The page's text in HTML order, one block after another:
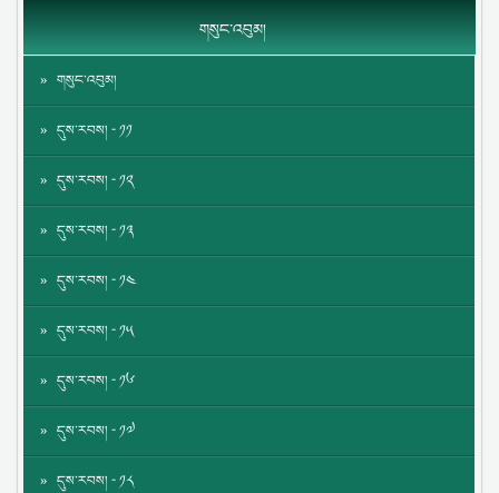
གསུང་འབུམ།
གསུང་འབུམ།
དུས་རབས། - ༡༡
དུས་རབས། - ༡༢
དུས་རབས། - ༡༣
དུས་རབས། - ༡༤
དུས་རབས། - ༡༥
དུས་རབས། - ༡༦
དུས་རབས། - ༡༧
དུས་རབས། - ༡༨